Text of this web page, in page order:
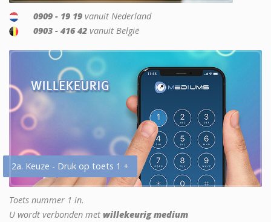
0909 - 19 19 vanuit Nederland
0903 - 416 42 vanuit België
2a. Keuze - Druk op toets 1 +
Toets nummer 1 in.
U wordt verbonden met willekeurig medium